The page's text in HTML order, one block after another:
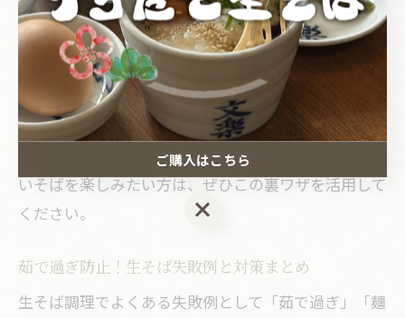
「かけそば」や「たぬきそば」にも応用可能です。
注意点として、再加熱のしすぎはそばがのびる原因に
なるため、湯通しは短時間で済ませましょう。また、
温かいそばつゆは事前に用意しておき、茹でたてのそ
ばをすぐに入れることで失敗を防げます。家庭で温か
いそばを楽しみたい方は、ぜひこの裏ワザを活用して
ください。
茹で過ぎ防止！生そば失敗例と対策まとめ
生そば調理でよくある失敗例として「茹で過ぎ」「麺
ご購入はこちら
ご購入はこちら